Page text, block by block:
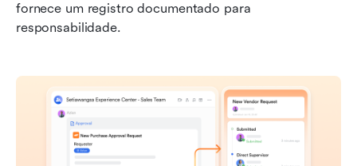
fornece um registro documentado para
responsabilidade.